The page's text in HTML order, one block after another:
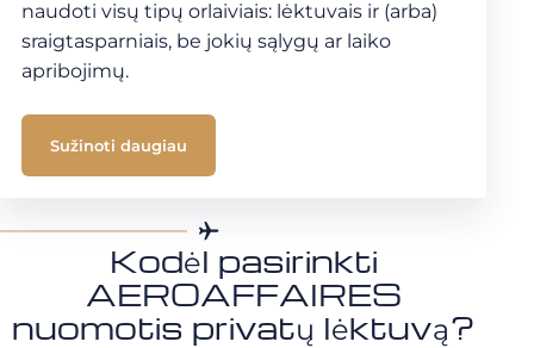
naudoti visų tipų orlaiviais: lėktuvais ir (arba)
sraigtasparniais, be jokių sąlygų ar laiko
apribojimų.
Sužinoti daugiau
Kodėl pasirinkti
AEROAFFAIRES
nuomotis privatų lėktuvą?